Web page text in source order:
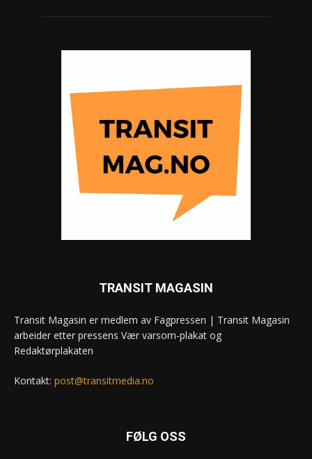
TRANSIT MAGASIN
Transit Magasin er medlem av Fagpressen | Transit Magasin
arbeider etter pressens Vær varsom-plakat og
Redaktørplakaten
Kontakt: post@transitmedia.no
FØLG OSS